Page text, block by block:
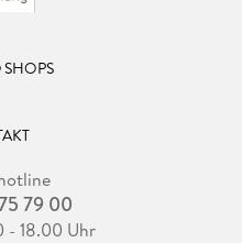
SHOPS
79 00
- 18.00 Uhr